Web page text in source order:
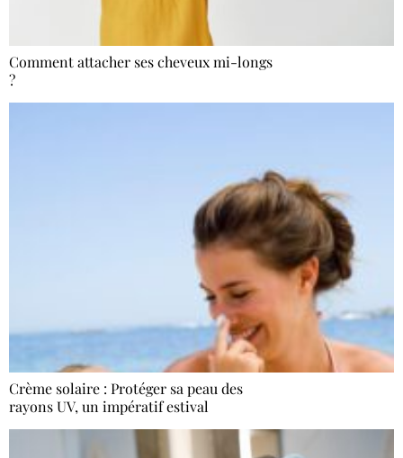
Comment attacher ses cheveux mi-longs
?
Crème solaire : Protéger sa peau des
rayons UV, un impératif estival